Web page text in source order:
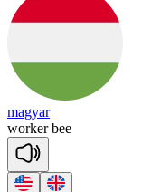
magyar
worker bee